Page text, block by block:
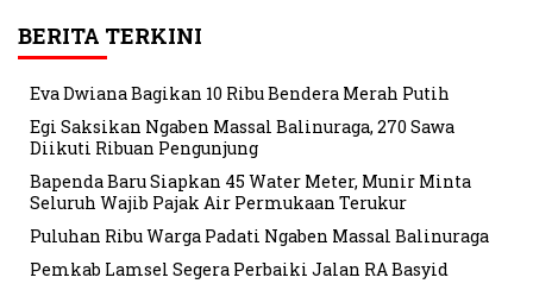
BERITA TERKINI
Eva Dwiana Bagikan 10 Ribu Bendera Merah Putih
Egi Saksikan Ngaben Massal Balinuraga, 270 Sawa
Diikuti Ribuan Pengunjung
Bapenda Baru Siapkan 45 Water Meter, Munir Minta
Seluruh Wajib Pajak Air Permukaan Terukur
Puluhan Ribu Warga Padati Ngaben Massal Balinuraga
Pemkab Lamsel Segera Perbaiki Jalan RA Basyid